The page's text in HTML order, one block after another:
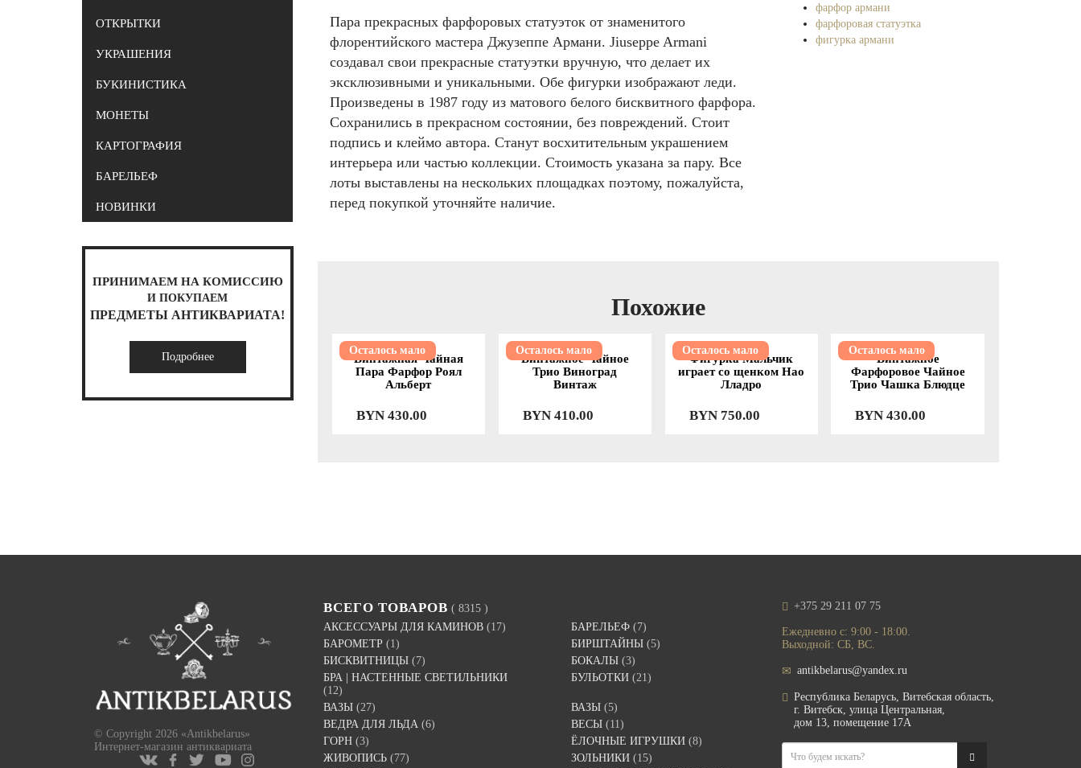
ОТКРЫТКИ
УКРАШЕНИЯ
БУКИНИСТИКА
МОНЕТЫ
КАРТОГРАФИЯ
БАРЕЛЬЕФ
НОВИНКИ
ПРИНИМАЕМ НА КОМИССИЮ
И ПОКУПАЕМ
ПРЕДМЕТЫ АНТИКВАРИАТА!
Подробнее
Пара прекрасных фарфоровых статуэток от знаменитого
флорентийского мастера Джузеппе Армани. Jiuseppe Armani
создавал свои прекрасные статуэтки вручную, что делает их
эксклюзивными и уникальными. Обе фигурки изображают леди.
Произведены в 1987 году из матового белого бисквитного фарфора.
Сохранились в прекрасном состоянии, без повреждений. Стоит
подпись и клеймо автора. Станут восхитительным украшением
интерьера или частью коллекции. Стоимость указана за пару. Все
лоты выставлены на нескольких площадках поэтому, пожалуйста,
перед покупкой уточняйте наличие.
фарфор армани
фарфоровая статуэтка
фигурка армани
Похожие
Осталось мало
Винтажная Чайная
Пара Фарфор Роял
Альберт
BYN430.00
Осталось мало
Винтажное Чайное
Трио Виноград
Винтаж
BYN410.00
Осталось мало
Фигурка Мальчик
играет со щенком Нао
Лладро
BYN750.00
Осталось мало
Винтажное
Фарфоровое Чайное
Трио Чашка Блюдце
BYN 430.00
© Copyright 2026 «Antikbelarus»
Интернет-магазин антиквариата
ВСЕГО ТОВАРОВ ( 8315 )
АКСЕССУАРЫ ДЛЯ КАМИНОВ (17) БАРЕЛЬЕФ (7)
БАРОМЕТР (1) БИРШТАЙНЫ (5)
БИСКВИТНИЦЫ (7) БОКАЛЫ (3)
БРА | НАСТЕННЫЕ СВЕТИЛЬНИКИ
(12)
БУЛЬОТКИ (21)
ВАЗЫ (27) ВАЗЫ (5)
ВЕДРА ДЛЯ ЛЬДА (6) ВЕСЫ (11)
ГОРН (3) ЁЛОЧНЫЕ ИГРУШКИ (8)
ЖИВОПИСЬ (77) ЗОЛЬНИКИ (15)
+375 29 211 07 75
Ежедневно с: 9:00 - 18:00.
Выходной: СБ, ВС.
antikbelarus@yandex.ru
Республика Беларусь, Витебская область,
г. Витебск, улица Центральная,
дом 13, помещение 17А